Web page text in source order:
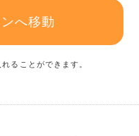
へ移動
ることができます。